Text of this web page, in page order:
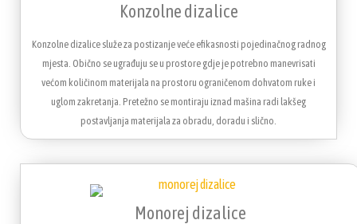
Konzolne dizalice
Konzolne dizalice služe za postizanje veće efikasnosti pojedinačnog radnog
mjesta. Obično se ugrađuju se u prostore gdje je potrebno manevrisati
većom količinom materijala na prostoru ograničenom dohvatom ruke i
uglom zakretanja. Pretežno se montiraju iznad mašina radi lakšeg
postavljanja materijala za obradu, doradu i slično.
Monorej dizalice